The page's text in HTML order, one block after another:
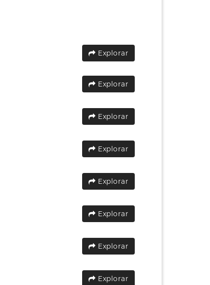
Explorar
Explorar
Explorar
Explorar
Explorar
Explorar
Explorar
Explorar